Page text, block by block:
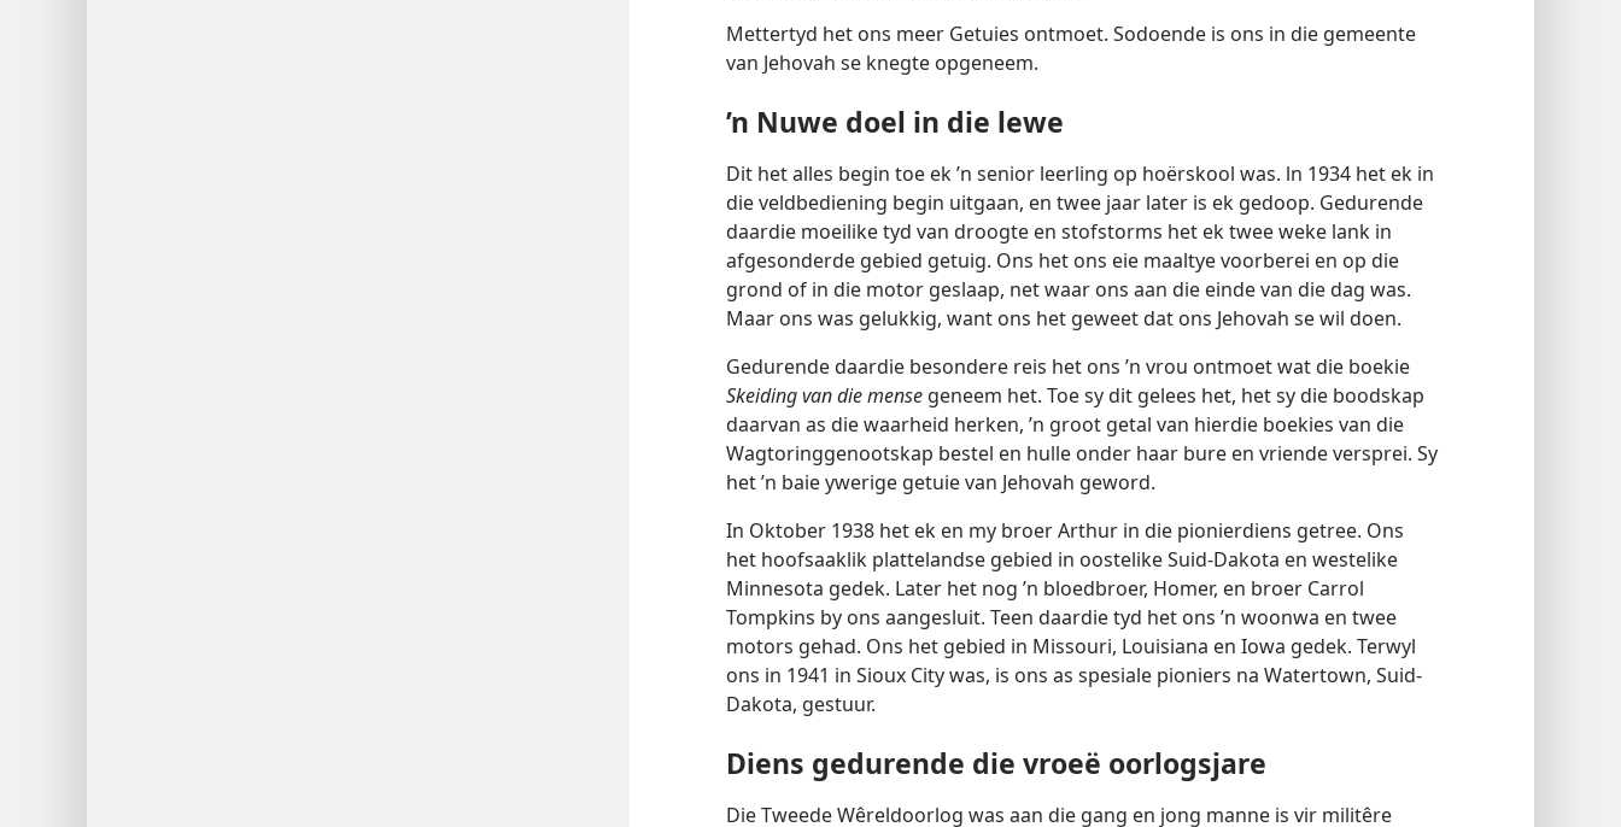
Mettertyd het ons meer Getuies ontmoet. Sodoende is ons in die gemeente
van Jehovah se knegte opgeneem.
’n Nuwe doel in die lewe
Dit het alles begin toe ek ’n senior leerling op hoërskool was. ln 1934 het ek in
die veldbediening begin uitgaan, en twee jaar later is ek gedoop. Gedurende
daardie moeilike tyd van droogte en stofstorms het ek twee weke lank in
afgesonderde gebied getuig. Ons het ons eie maaltye voorberei en op die
grond of in die motor geslaap, net waar ons aan die einde van die dag was.
Maar ons was gelukkig, want ons het geweet dat ons Jehovah se wil doen.
Gedurende daardie besondere reis het ons ’n vrou ontmoet wat die boekie
Skeiding van die mense geneem het. Toe sy dit gelees het, het sy die boodskap
daarvan as die waarheid herken, ’n groot getal van hierdie boekies van die
Wagtoringgenootskap bestel en hulle onder haar bure en vriende versprei. Sy
het ’n baie ywerige getuie van Jehovah geword.
In Oktober 1938 het ek en my broer Arthur in die pionierdiens getree. Ons
het hoofsaaklik plattelandse gebied in oostelike Suid-Dakota en westelike
Minnesota gedek. Later het nog ’n bloedbroer, Homer, en broer Carrol
Tompkins by ons aangesluit. Teen daardie tyd het ons ’n woonwa en twee
motors gehad. Ons het gebied in Missouri, Louisiana en Iowa gedek. Terwyl
ons in 1941 in Sioux City was, is ons as spesiale pioniers na Watertown, Suid-
Dakota, gestuur.
Diens gedurende die vroeë oorlogsjare
Die Tweede Wêreldoorlog was aan die gang en jong manne is vir militêre